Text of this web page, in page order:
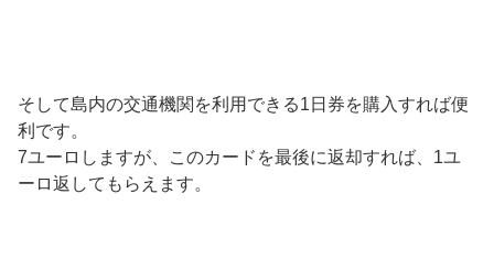
そして島内の交通機関を利用できる1日券を購入すれば便
利です。
7ユーロしますが、このカードを最後に返却すれば、1ユ
ーロ返してもらえます。